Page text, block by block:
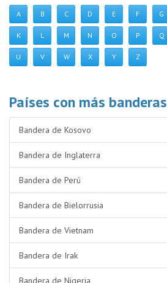
A B C D E F G
K L M N O P Q
U V W X Y Z
Países con más banderas
Bandera de Kosovo
Bandera de Inglaterra
Bandera de Perú
Bandera de Bielorrusia
Bandera de Vietnam
Bandera de Irak
Bandera de Nigeria